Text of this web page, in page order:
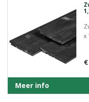
x
Meer info